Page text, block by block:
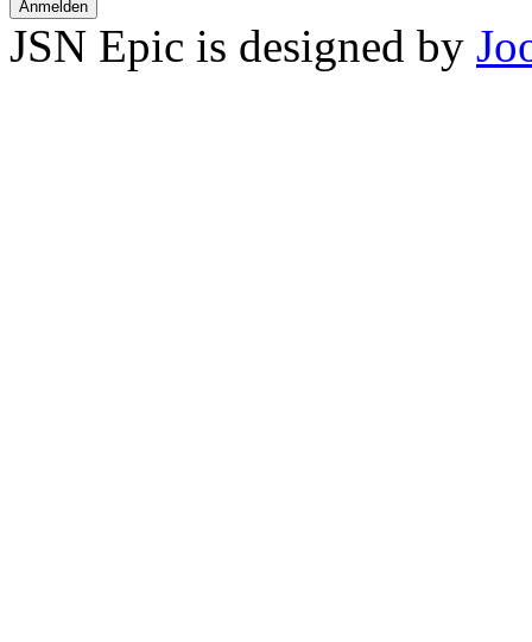
Anmelden
JSN Epic is designed by